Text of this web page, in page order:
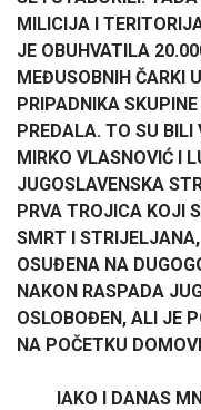
MILICIJA I
JE OBUHVATILA
MEĐUSOBNIH ČARKI
PRIPADNIKA
PREDALA. TO SU BILI
MIRKO VLASNOVIĆ I
JUGOSLAVENSKA
PRVA TROJICA KOJI
SMRT I
OSUĐENA NA
NAKON RASPADA
OSLOBOĐEN, ALI JE
NA POČETKU
IAKO I DANAS